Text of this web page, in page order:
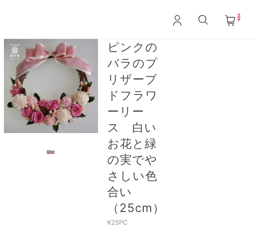
0
ピンクの
バラのプ
リザーブ
ドフラワ
ーリー
ス 白い
お花と緑
の実でや
さしい色
合い
（25cm）
K25PC